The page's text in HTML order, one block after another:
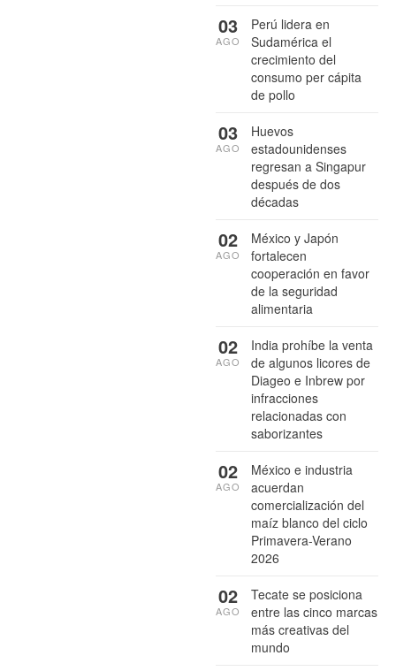
Perú lidera en
Sudamérica el
crecimiento del
consumo per cápita
de pollo
03
AGO
Huevos
estadounidenses
regresan a Singapur
después de dos
décadas
03
AGO
México y Japón
fortalecen
cooperación en favor
de la seguridad
alimentaria
02
AGO
India prohíbe la venta
de algunos licores de
Diageo e Inbrew por
infracciones
relacionadas con
saborizantes
02
AGO
México e industria
acuerdan
comercialización del
maíz blanco del ciclo
Primavera-Verano
2026
02
AGO
Tecate se posiciona
entre las cinco marcas
más creativas del
mundo
02
AGO